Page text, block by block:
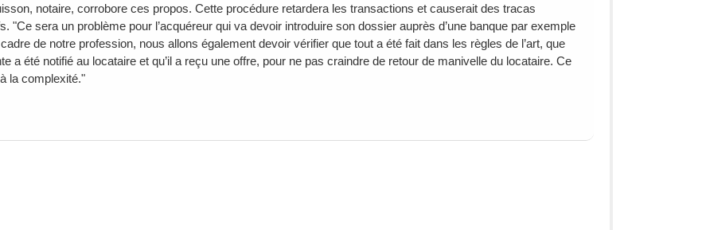
notaire, corrobore ces propos. Cette procédure retardera les transactions et causerait des tracas
"Ce sera un problème pour l’acquéreur qui va devoir introduire son dossier auprès d’une banque par exemple
de notre profession, nous allons également devoir vérifier que tout a été fait dans les règles de l’art, que
a été notifié au locataire et qu’il a reçu une offre, pour ne pas craindre de retour de manivelle du locataire. Ce
la complexité."